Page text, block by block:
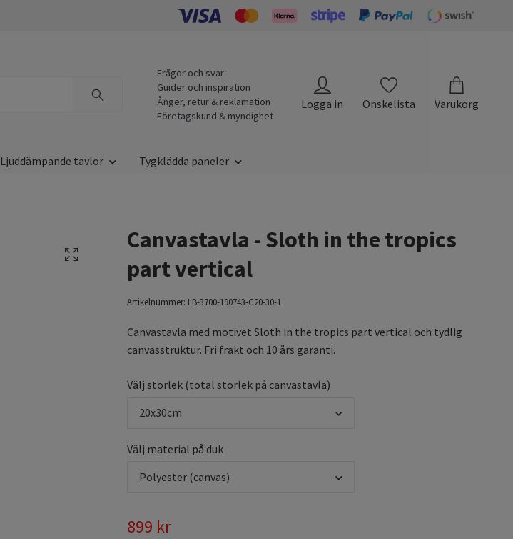
Frågor och svar
Guider och inspiration
Ånger, retur & reklamation
Företagskund & myndighet
Logga in Önskelista Varukorg
Ljuddämpande tavlor Tygklädda paneler
Canvastavla - Sloth in the tropics
part vertical
Artikelnummer: LB-3700-190743-C20-30-1
Canvastavla med motivet Sloth in the tropics part vertical och tydlig
canvasstruktur. Fri frakt och 10 års garanti.
Välj storlek (total storlek på canvastavla)
20x30cm
Välj material på duk
Polyester (canvas)
899 kr